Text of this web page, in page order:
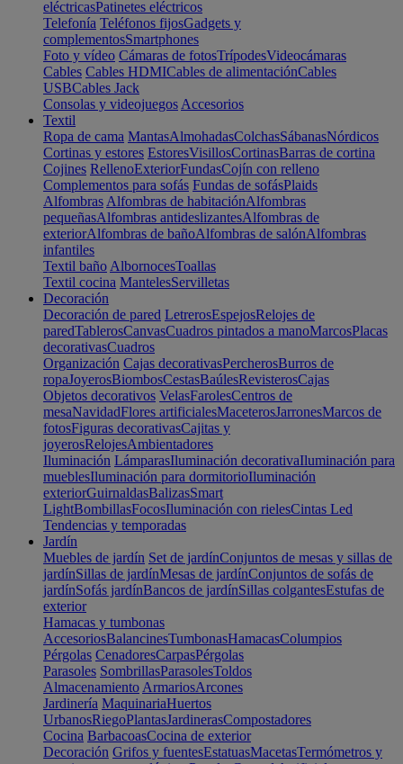
eléctricasPatinetes eléctricos
Telefonía Teléfonos fijosGadgets y
complementosSmartphones
Foto y vídeo Cámaras de fotosTrípodesVideocámaras
Cables Cables HDMICables de alimentaciónCables
USBCables Jack
Consolas y videojuegos Accesorios
Textil
Ropa de cama MantasAlmohadasColchasSábanasNórdicos
Cortinas y estores EstoresVisillosCortinasBarras de cortina
Cojines RellenoExteriorFundasCojín con relleno
Complementos para sofás Fundas de sofásPlaids
Alfombras Alfombras de habitaciónAlfombras
pequeñasAlfombras antideslizantesAlfombras de
exteriorAlfombras de bañoAlfombras de salónAlfombras
infantiles
Textil baño AlbornocesToallas
Textil cocina MantelesServilletas
Decoración
Decoración de pared LetrerosEspejosRelojes de
paredTablerosCanvasCuadros pintados a manoMarcosPlacas
decorativasCuadros
Organización Cajas decorativasPercherosBurros de
ropaJoyerosBiombosCestasBaúlesRevisterosCajas
Objetos decorativos VelasFarolesCentros de
mesaNavidadFlores artificialesMaceterosJarronesMarcos de
fotosFiguras decorativasCajitas y
joyerosRelojesAmbientadores
Iluminación LámparasIluminación decorativaIluminación para
mueblesIluminación para dormitorioIluminación
exteriorGuirnaldasBalizasSmart
LightBombillasFocosIluminación con rielesCintas Led
Tendencias y temporadas
Jardín
Muebles de jardín Set de jardínConjuntos de mesas y sillas de
jardínSillas de jardínMesas de jardínConjuntos de sofás de
jardínSofás jardínBancos de jardínSillas colgantesEstufas de
exterior
Hamacas y tumbonas
AccesoriosBalancinesTumbonasHamacasColumpios
Pérgolas CenadoresCarpasPérgolas
Parasoles SombrillasParasolesToldos
Almacenamiento ArmariosArcones
Jardinería MaquinariaHuertos
UrbanosRiegoPlantasJardinerasCompostadores
Cocina BarbacoasCocina de exterior
Decoración Grifos y fuentesEstatuasMacetasTermómetros y